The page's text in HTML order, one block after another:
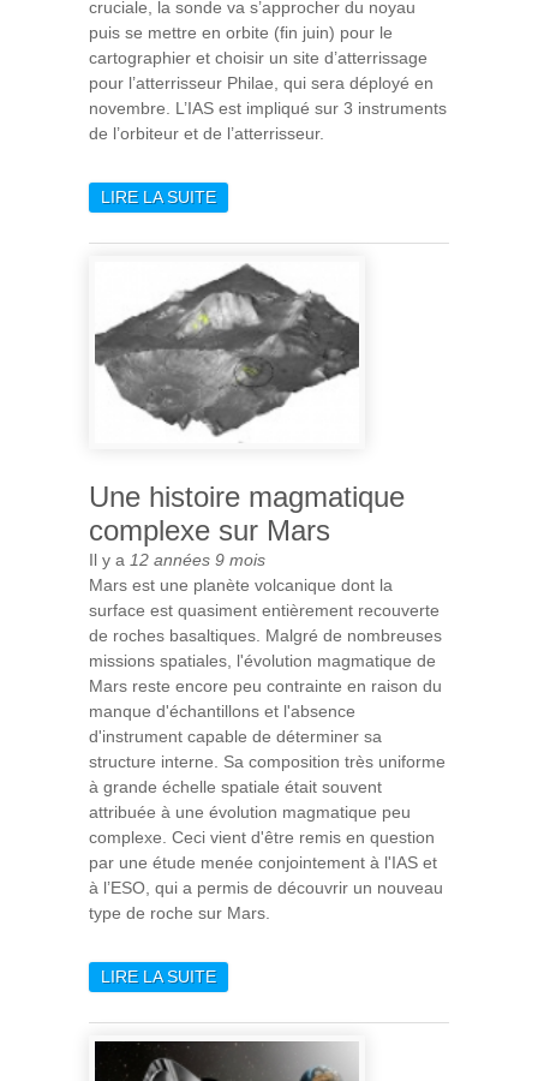
cruciale, la sonde va s’approcher du noyau
puis se mettre en orbite (fin juin) pour le
cartographier et choisir un site d’atterrissage
pour l’atterrisseur Philae, qui sera déployé en
novembre. L’IAS est impliqué sur 3 instruments
de l’orbiteur et de l’atterrisseur.
LIRE LA SUITEDE ROSETTA : RÉVEIL
D’HIBERNATION
Une histoire magmatique
complexe sur Mars
Il y a 12 années 9 mois
Mars est une planète volcanique dont la
surface est quasiment entièrement recouverte
de roches basaltiques. Malgré de nombreuses
missions spatiales, l'évolution magmatique de
Mars reste encore peu contrainte en raison du
manque d'échantillons et l'absence
d'instrument capable de déterminer sa
structure interne. Sa composition très uniforme
à grande échelle spatiale était souvent
attribuée à une évolution magmatique peu
complexe. Ceci vient d'être remis en question
par une étude menée conjointement à l'IAS et
à l’ESO, qui a permis de découvrir un nouveau
type de roche sur Mars.
LIRE LA SUITEDE UNE HISTOIRE
SUR MARS